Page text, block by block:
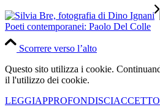
Poeti contemporanei: Paolo Del Colle
Scorrere verso l’alto
Questo sito utilizza i cookie.
il l'utilizzo dei cookie.
LEGGIAPPROFONDISCIACCETTO